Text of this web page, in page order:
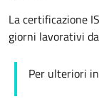
La certificazione
giorni lavorativi
Per ulteriori